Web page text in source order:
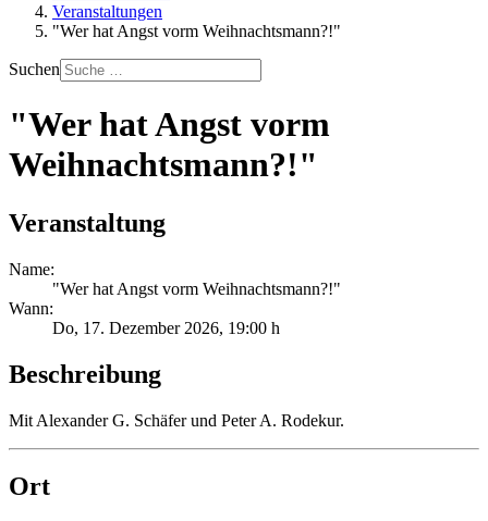
Veranstaltungen
"Wer hat Angst vorm Weihnachtsmann?!"
Suchen
"Wer hat Angst vorm
Weihnachtsmann?!"
Veranstaltung
Name:
"Wer hat Angst vorm Weihnachtsmann?!"
Wann:
Do, 17. Dezember 2026, 19:00 h
Beschreibung
Mit Alexander G. Schäfer und Peter A. Rodekur.
Ort